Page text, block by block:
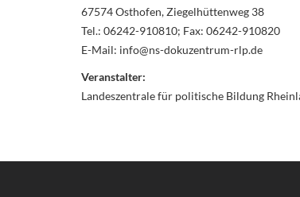
67574 Osthofen, Ziegelhüttenweg 38
Tel.: 06242-910810; Fax: 06242-910820
E-Mail: info@ns-dokuzentrum-rlp.de
Veranstalter:
Landeszentrale für politische Bildung